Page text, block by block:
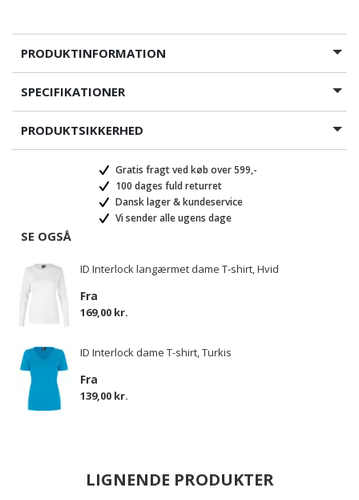
PRODUKTINFORMATION
SPECIFIKATIONER
PRODUKTSIKKERHED
Gratis fragt ved køb over 599,-
100 dages fuld returret
Dansk lager & kundeservice
Vi sender alle ugens dage
SE OGSÅ
ID Interlock langærmet dame T-shirt, Hvid
Fra
169,00 kr.
ID Interlock dame T-shirt, Turkis
Fra
139,00 kr.
LIGNENDE PRODUKTER